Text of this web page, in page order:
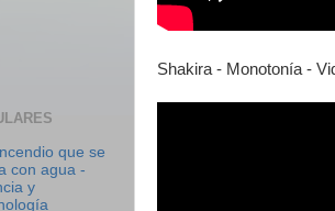
Shakira - Monotonía -
que se
con agua -
y